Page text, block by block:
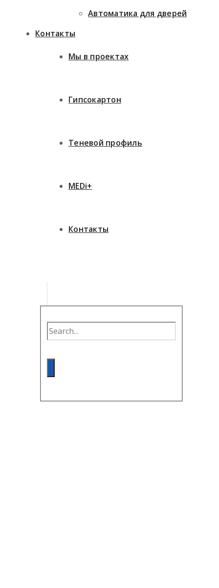
Контакты
Автоматика для дверей
Мы в проектах
Гипсокартон
Теневой профиль
MEDi+
Контакты